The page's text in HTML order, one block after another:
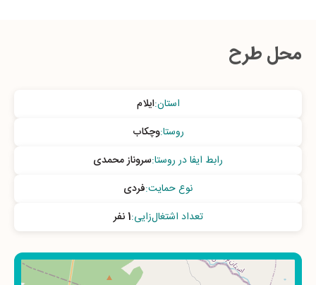
محل طرح
استان:ایلام
روستا:وچکاب
رابط ایفا در روستا:سروناز محمدی
نوع حمایت:فردی
تعداد اشتغال‌زایی:1 نفر